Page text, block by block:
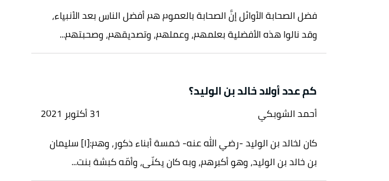
فضل الصحابة الأوائل إنَّ الصحابة بالعموم هم أفضل الناس بعد الأنبياء،
وقد نالوا هذه الأفضلية بعلمهم، وعملهم، وتصديقهم، وصحبتهم...
كم عدد أولاد خالد بن الوليد؟
أحمد الشوبكي
31 أكتوبر 2021
كان لخالد بن الوليد -رضي الله عنه- خمسة أبناء ذكور، وهم:[١] سليمان
بن خالد بن الوليد، وهو أكبرهم، وبه كان يكنّى، وأمّه كبشة بنت...